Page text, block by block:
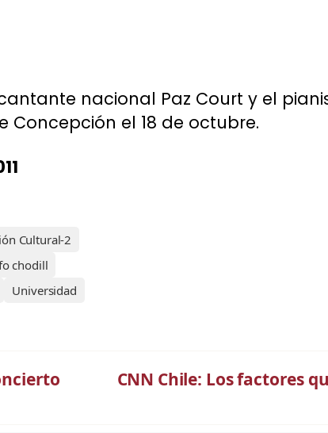
nacional Paz Court y el
Concepción el 18 de octubre.
Cultural-2
chodill
Universidad
CNN Chile: Los factores